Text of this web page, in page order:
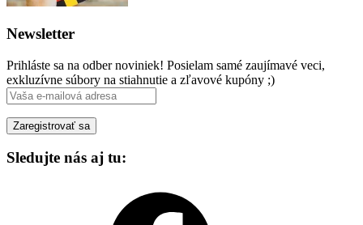
Newsletter
Prihláste sa na odber noviniek! Posielam samé zaujímavé veci,
exkluzívne súbory na stiahnutie a zľavové kupóny ;)
Sledujte nás aj tu: